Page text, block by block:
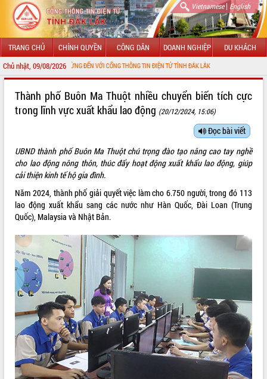
Vietnamese| English
TRANG CHỦ CHÍNH QUYỀN CÔNG DÂN DOANH NGHIỆP DU KHÁCH
Chủ nhật, 09/08/2026
CHÀO MỪNG ĐẾN VỚI CỔNG THÔNG TIN ĐIỆN TỬ TỈNH ĐẮK LẮK
LÃNH ĐẠO UBND TỈNH
SỞ, BAN, NGÀNH
THÔNG TIN CHỈ ĐẠO ĐIỀU HÀNH
HỆ THỐNG VĂN BẢN
VĂN BẢN HĐND TỈNH
ĐIỂM TIN VĂN BẢN
QUY HOẠCH - KẾ HOẠCH
Thành phố Buôn Ma Thuột nhiều chuyển biến tích cực
trong lĩnh vực xuất khẩu lao động (20/12/2024, 15:06)
Đọc bài viết
UBND thành phố Buôn Ma Thuột chú trọng đào tạo nâng cao tay nghề
cho lao động nông thôn, thúc đẩy hoạt động xuất khẩu lao động, giúp
cải thiện kinh tế hộ gia đình.
Năm 2024, thành phố giải quyết việc làm cho 6.750 người, trong đó 113
lao động xuất khẩu sang các nước như Hàn Quốc, Đài Loan (Trung
Quốc), Malaysia và Nhật Bản.